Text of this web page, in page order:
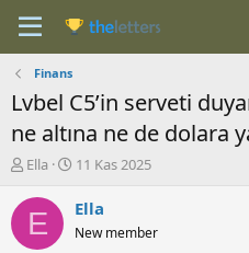
Finans
Lvbel C5’in serveti
ne altına ne de dolara
K
n
b
u
Ella
B
ş
a
11 Kas 2025
E Ella
New member